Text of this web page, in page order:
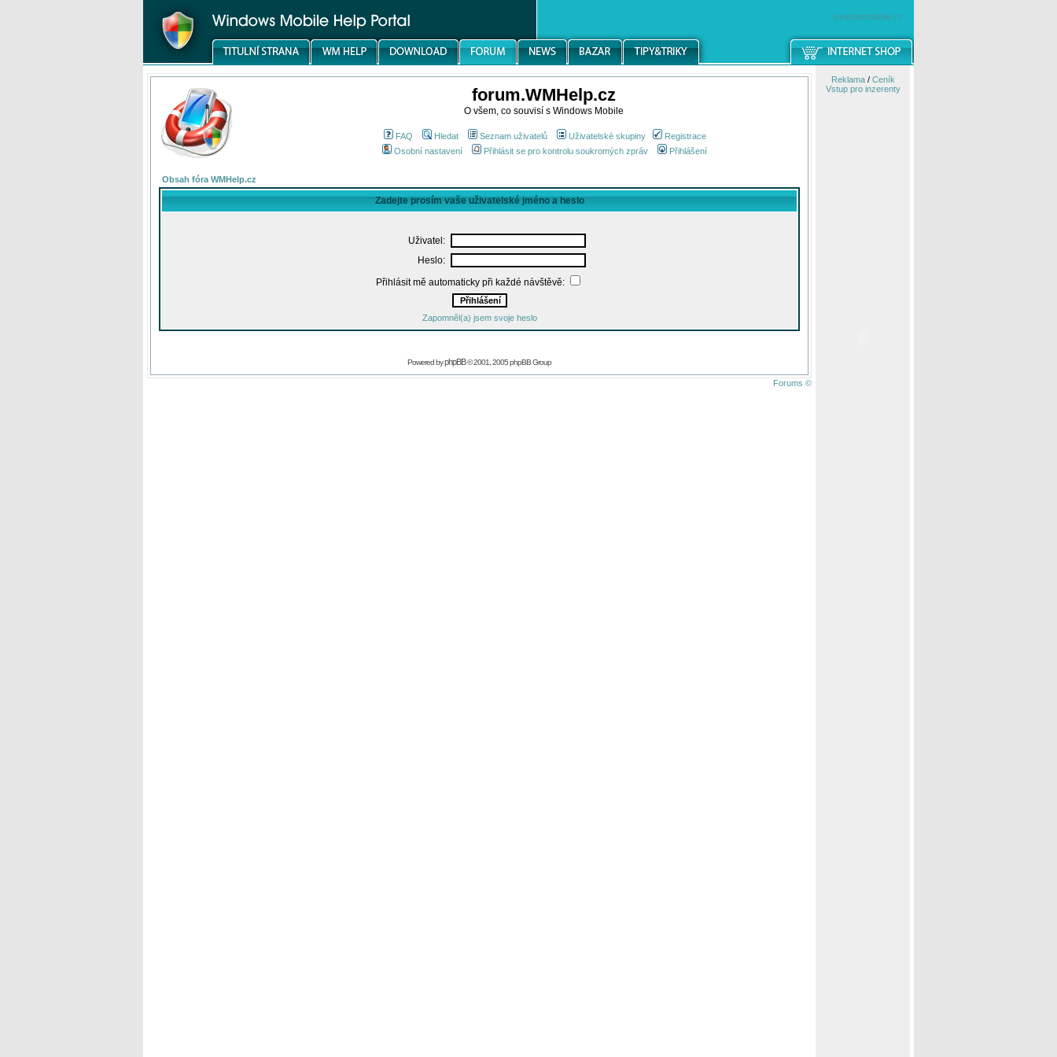
windowsmobile.cz
forum.WMHelp.cz
O všem, co souvisí s Windows Mobile
FAQ Hledat Seznam uživatelů Uživatelské skupiny
Registrace
Osobní nastavení
Přihlásit se pro kontrolu soukromých zpráv Přihlášení
Obsah fóra WMHelp.cz
Zadejte prosím vaše uživatelské jméno a heslo
Uživatel:
Heslo:
Přihlásit mě automaticky při každé návštěvě:
Zapomněl(a) jsem svoje heslo
Powered byphpBB© 2001, 2005 phpBB Group
Forums ©
Reklama/ Ceník
Vstup pro inzerenty